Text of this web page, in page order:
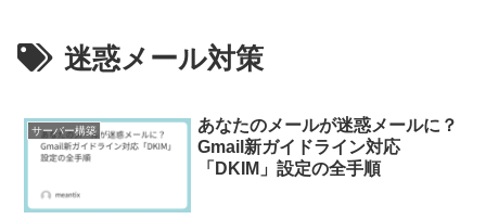
迷惑メール対策
サーバー構築
あなたのメールが迷惑メールに？
Gmail新ガイドライン対応
「DKIM」設定の全手順